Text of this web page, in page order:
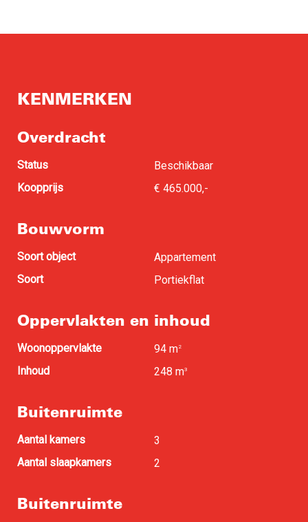
KENMERKEN
Overdracht
Status
Beschikbaar
Koopprijs
€ 465.000,-
Bouwvorm
Soort object
Appartement
Soort
Portiekflat
Oppervlakten en inhoud
Woonoppervlakte 94 m2
Inhoud 248 m3
Buitenruimte
Aantal kamers
3
Aantal slaapkamers
2
Buitenruimte